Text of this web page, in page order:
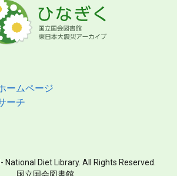
ームページ
ーチ
Diet Library. All Rights Reserved.